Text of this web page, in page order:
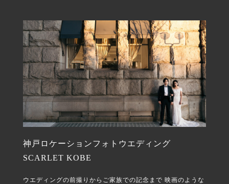
神戸ロケーションフォトウエディング
SCARLET KOBE
ウエディングの前撮りからご家族での記念まで 映画のような